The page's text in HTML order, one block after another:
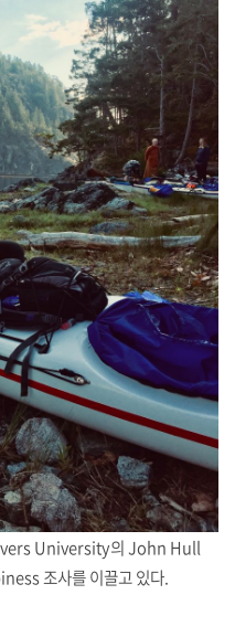
University의 John Hull
조사를 이끌고 있다.